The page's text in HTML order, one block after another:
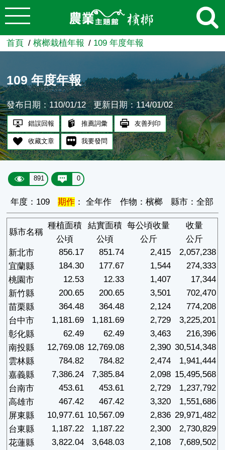
跳到主要內容
農業知識入口網
首頁 檳榔栽植年報 109 年度年報
109 年度年報
發布日期：110/01/12 更新日期：114/01/02
錯誤回報 推薦詞彙 友善列印
收藏文章 我要發問
891 0
年度：109 期作 ： 全年作 作物：檳榔 縣市：全部
縣市名稱
種植面積 結實面積 每公頃收量
收量
公頃
公頃 公斤
公斤
新北市
856.17 851.74 2,415
2,057,238
宜蘭縣
184.30 177.67 1,544
274,333
桃園市
12.53 12.33 1,407
17,344
新竹縣
200.65 200.65 3,501
702,470
苗栗縣
364.48 364.48 2,124
774,208
台中市
1,181.69 1,181.69 2,729
3,225,201
彰化縣
62.49 62.49 3,463
216,396
南投縣
12,769.08 12,769.08 2,390 30,514,348
雲林縣
784.82 784.82 2,474
1,941,444
嘉義縣
7,386.24 7,385.84 2,098 15,495,568
台南市
453.61 453.61 2,729
1,237,792
高雄市
467.42 467.42 3,320
1,551,686
屏東縣
10,977.61 10,567.09 2,836 29,971,482
台東縣
1,187.22 1,187.22 2,300
2,730,829
花蓮縣
3,822.04 3,648.03 2,108
7,689,502